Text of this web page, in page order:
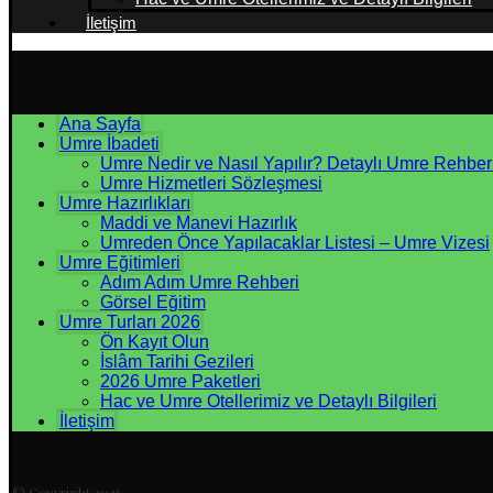
İletişim
Ana Sayfa
Umre İbadeti
Umre Nedir ve Nasıl Yapılır? Detaylı Umre
Umre Hizmetleri Sözleşmesi
Umre Hazırlıkları
Maddi ve Manevi Hazırlık
Umreden Önce Yapılacaklar Listesi – Umre Vizesi
Umre Eğitimleri
Adım Adım Umre Rehberi
Görsel Eğitim
Umre Turları 2026
Ön Kayıt Olun
İslâm Tarihi Gezileri
2026 Umre Paketleri
Hac ve Umre Otellerimiz ve Detaylı Bilgileri
İletişim